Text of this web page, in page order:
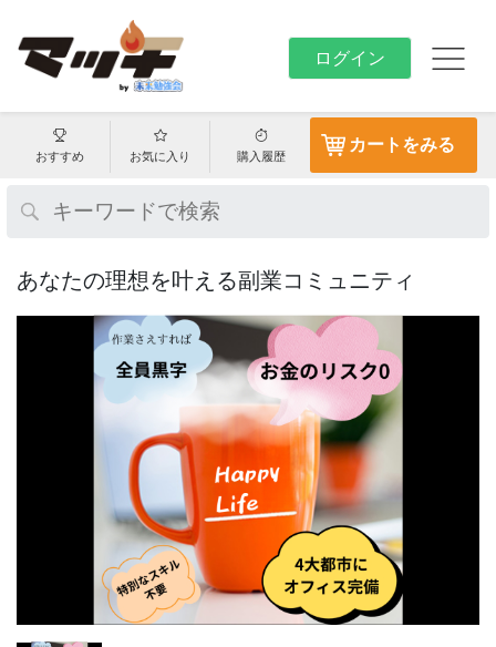
ログイン
おすすめ お気に入り 購入履歴
カートをみる
あなたの理想を叶える副業コミュニティ